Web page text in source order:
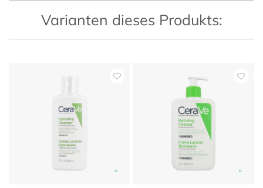
Varianten dieses Produkts: